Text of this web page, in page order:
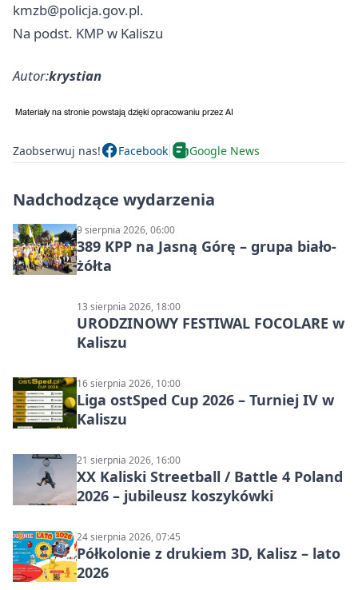
kmzb@policja.gov.pl.
Na podst. KMP w Kaliszu
Autor:krystian
Zaobserwuj nas! Facebook Google News
Nadchodzące wydarzenia
9 sierpnia 2026, 06:00
389 KPP na Jasną Górę – grupa biało-
żółta
13 sierpnia 2026, 18:00
URODZINOWY FESTIWAL FOCOLARE w
Kaliszu
16 sierpnia 2026, 10:00
Liga ostSped Cup 2026 – Turniej IV w
Kaliszu
21 sierpnia 2026, 16:00
XX Kaliski Streetball / Battle 4 Poland
2026 – jubileusz koszykówki
24 sierpnia 2026, 07:45
Półkolonie z drukiem 3D, Kalisz – lato
2026